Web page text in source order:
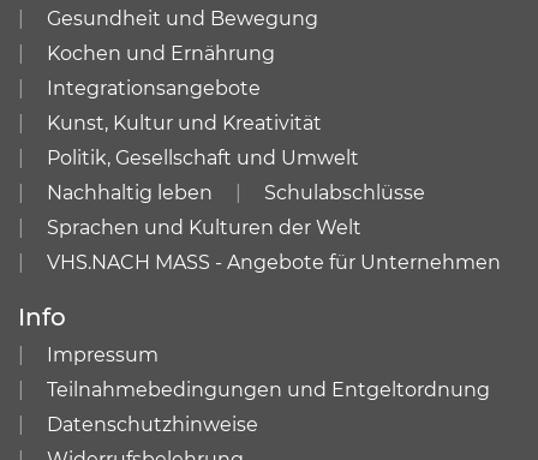
Gesundheit und Bewegung
Kochen und Ernährung
Integrationsangebote
Kunst, Kultur und Kreativität
Politik, Gesellschaft und Umwelt
Nachhaltig leben
Schulabschlüsse
Sprachen und Kulturen der Welt
VHS.NACH MASS - Angebote für Unternehmen
Info
Impressum
Teilnahmebedingungen und Entgeltordnung
Datenschutzhinweise